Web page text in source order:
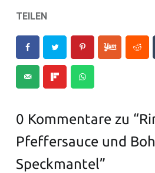
TEILEN
0 Kommentare zu “
Pfeffersauce und
Speckmantel”